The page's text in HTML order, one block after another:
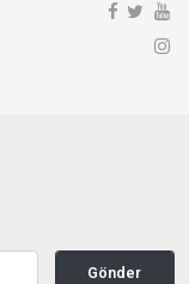
Gönder